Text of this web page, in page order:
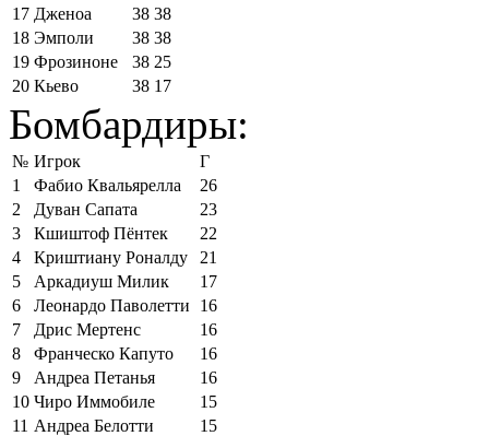
17 Дженоа 38 38
18 Эмполи 38 38
19 Фрозиноне 38 25
20 Кьево 38 17
Бомбардиры:
№ Игрок
Г
1
Фабио Квальярелла
26
2
Дуван Сапата
23
3
Кшиштоф Пёнтек
22
4
Криштиану Роналду
21
5
Аркадиуш Милик
17
6
Леонардо Паволетти
16
7
Дрис Мертенс
16
8
Франческо Капуто
16
9
Андреа Петанья
16
10 Чиро Иммобиле
15
11 Андреа Белотти
15